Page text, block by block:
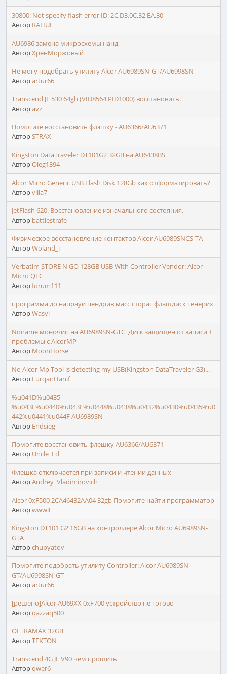
30800: Not specify flash error ID: 2C,D3,0C,32,EA,30
Автор RAHUL
AU6986 замена микросхемы нанд
АвторХренМоржовый
Не могу подобрать утилиту Alcor AU6989SN-GT/AU6998SN
Авторartur66
Transcend JF 530 64gb (VID8564 PID1000) восстановить.
Авторavz
Помогите восстановить флэшку - AU6366/AU6371
АвторSTRAX
Kingston DataTraveler DT101G2 32GB на AU6438BS
АвторOleg1394
Alcor Micro Generic USB Flash Disk 128Gb как отформатировать?
Авторvilla7
JetFlash 620. Восстановление изначального состояния.
Автор battlestrafe
Физическое восстановление контактов Alcor AU6989SNCS-TA
АвторWoland_i
Verbatim STORE N GO 128GB USB With Controller Vendor: Alcor
Micro QLC
Авторforum111
программа до напрауи пендрив масс стораг флашдиск генерих
АвторWasyl
Noname моночип на AU6989SN-GTC. Диск защищён от записи +
проблемы с AlcorMP
Автор MoonHorse
No Alcor Mp Tool is detecting my USB(Kingston DataTraveler G3)...
Автор FurqanHanif
%u041D%u0435
%u043F%u0440%u043E%u0448%u0438%u0432%u0430%u0435%u0
442%u0441%u044F AU6989SN
Автор Endsieg
Помогите восстановить флешку AU6366/AU6371
Автор Uncle_Ed
Флешка отключается при записи и чтении данных
АвторAndrey_Vladimirovich
Alcor 0xF500 2CA46432AA04 32gb Помогите найти программатор
Авторwwwit
Kingston DT101 G2 16GB на контроллере Alcor Micro AU6989SN-
GTA
Авторchupyatov
Помогите подобрать утилиту Controller: Alcor AU6989SN-
GT/AU6998SN-GT
Авторartur66
[решено]Alcor AU69XX 0xF700 устройство не готово
Авторqazzaq500
OLTRAMAX 32GB
АвторTEKTON
Transcend 4G JF V90 чем прошить
Авторqwer6